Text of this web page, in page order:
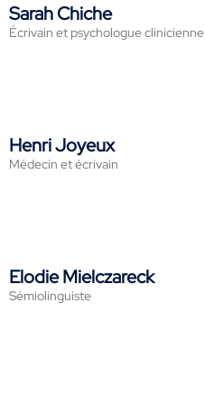
Sarah Chiche
Écrivain et psychologue clinicienne
Henri Joyeux
Médecin et écrivain
Elodie Mielczareck
Sémiolinguiste